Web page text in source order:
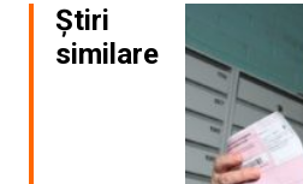
Știri
similare